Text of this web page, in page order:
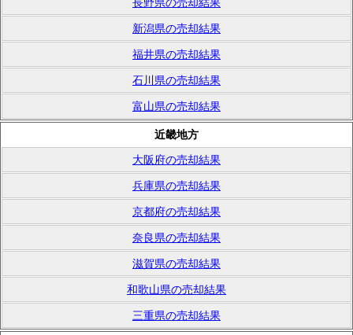
新潟県の売却結果
福井県の売却結果
石川県の売却結果
富山県の売却結果
近畿地方
大阪府の売却結果
兵庫県の売却結果
京都府の売却結果
奈良県の売却結果
滋賀県の売却結果
和歌山県の売却結果
三重県の売却結果